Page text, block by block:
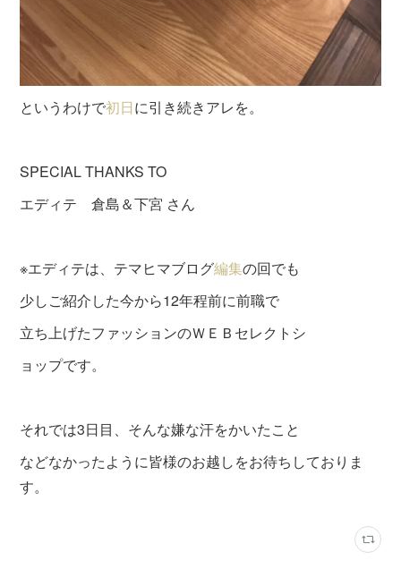
というわけで初日に引き続きアレを。
SPECIAL THANKS TO
エディテ 倉島＆下宮 さん
※エディテは、テマヒマブログ編集の回でも
少しご紹介した今から12年程前に前職で
立ち上げたファッションのＷＥＢセレクトシ
ョップです。
それでは3日目、そんな嫌な汗をかいたこと
などなかったように皆様のお越しをお待ちしておりま
す。